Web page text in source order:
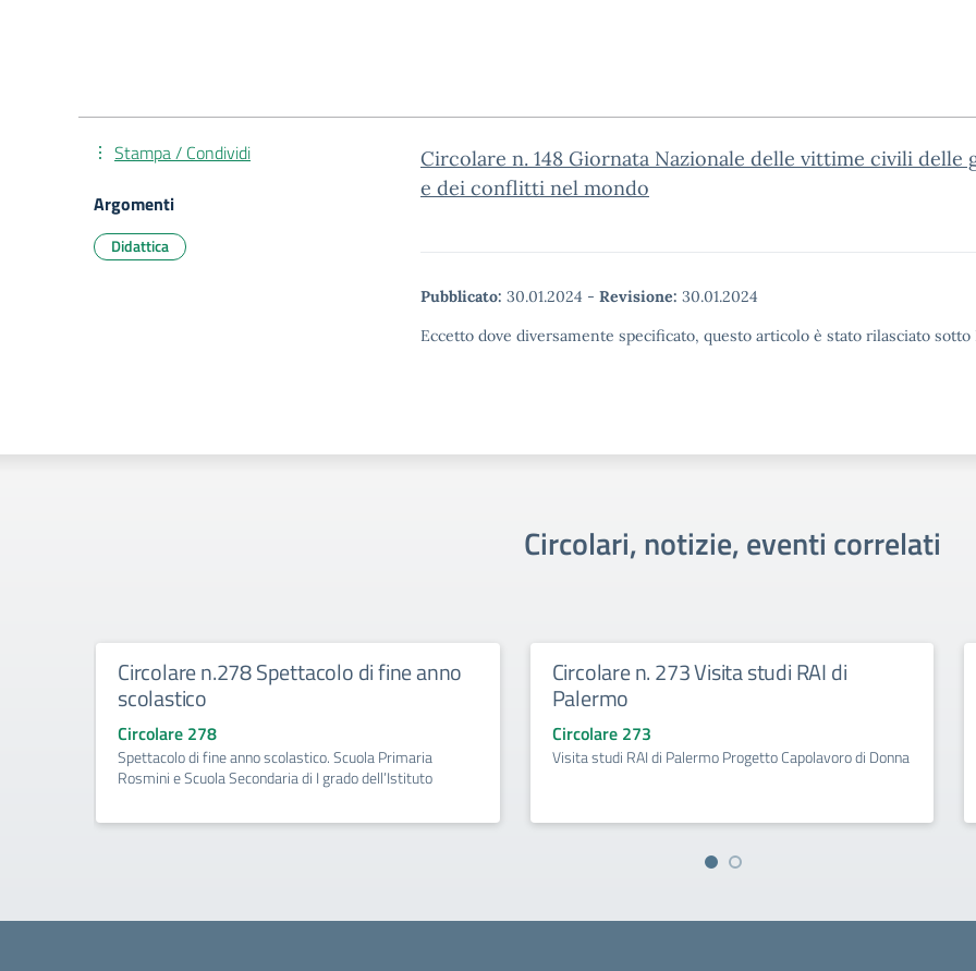
Circolare n. 148 Giornata Nazionale delle vittime civili delle
e dei conflitti nel mondo
Pubblicato: 30.01.2024 - Revisione: 30.01.2024
Eccetto dove diversamente specificato, questo articolo è stato rilasciato
Stampa / Condividi
Argomenti
Didattica
Circolari, notizie, eventi correlati
Circolare n.278 Spettacolo di fine anno
scolastico
Circolare 278
Spettacolo di fine anno scolastico. Scuola Primaria
Rosmini e Scuola Secondaria di I grado dell’Istituto
Circolare n. 273 Visita studi RAI di
Palermo
Circolare 273
Visita studi RAI di Palermo Progetto Capolavoro di Donna